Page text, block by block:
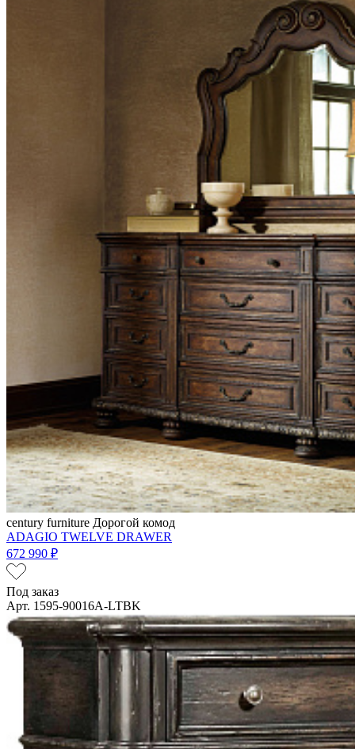
century furniture Дорогой комод
ADAGIO TWELVE DRAWER
672 990 ₽
Под заказ
Арт. 1595-90016A-LTBK